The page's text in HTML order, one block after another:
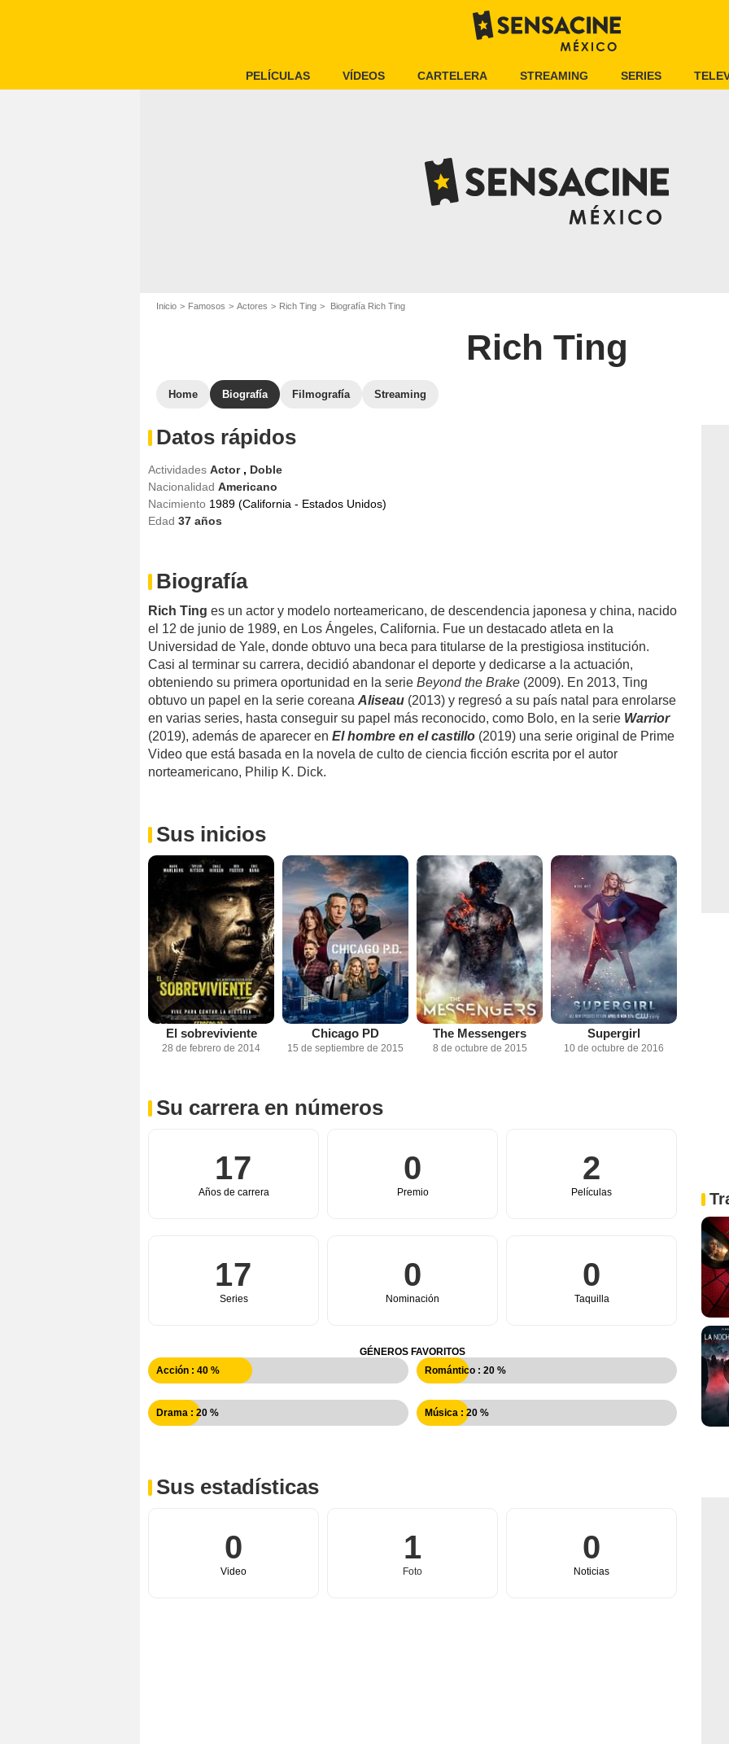
PELÍCULAS VÍDEOS CARTELERA STREAMING SERIES
Inicio Famosos Actores Rich Ting Biografía Rich Ting
Rich Ting
Home Biografía Filmografía Streaming
Datos rápidos
Actividades Actor , Doble
Nacionalidad Americano
Nacimiento 1989 (California - Estados Unidos)
Edad 37 años
Biografía
Rich Ting es un actor y modelo norteamericano, de descendencia japonesa y china, nacido
el 12 de junio de 1989, en Los Ángeles, California. Fue un destacado atleta en la
Universidad de Yale, donde obtuvo una beca para titularse de la prestigiosa institución.
Casi al terminar su carrera, decidió abandonar el deporte y dedicarse a la actuación,
obteniendo su primera oportunidad en la serie Beyond the Brake (2009). En 2013, Ting
obtuvo un papel en la serie coreana Aliseau (2013) y regresó a su país natal para enrolarse
en varias series, hasta conseguir su papel más reconocido, como Bolo, en la serie Warrior
(2019), además de aparecer en El hombre en el castillo (2019) una serie original de Prime
Video que está basada en la novela de culto de ciencia ficción escrita por el autor
norteamericano, Philip K. Dick.
Sus inicios
El sobreviviente
28 de febrero de 2014
Chicago PD
15 de septiembre de 2015
The Messengers
8 de octubre de 2015
Supergirl
10 de octubre de 2016
Su carrera en números
17
Años de carrera
0
Premio
2
Películas
17
Series
0
Nominación
0
Taquilla
GÉNEROS FAVORITOS
Acción : 40 %
Romántico : 20 %
Drama : 20 % Música : 20 %
Sus estadísticas
0
Video
1
Foto
0
Noticias